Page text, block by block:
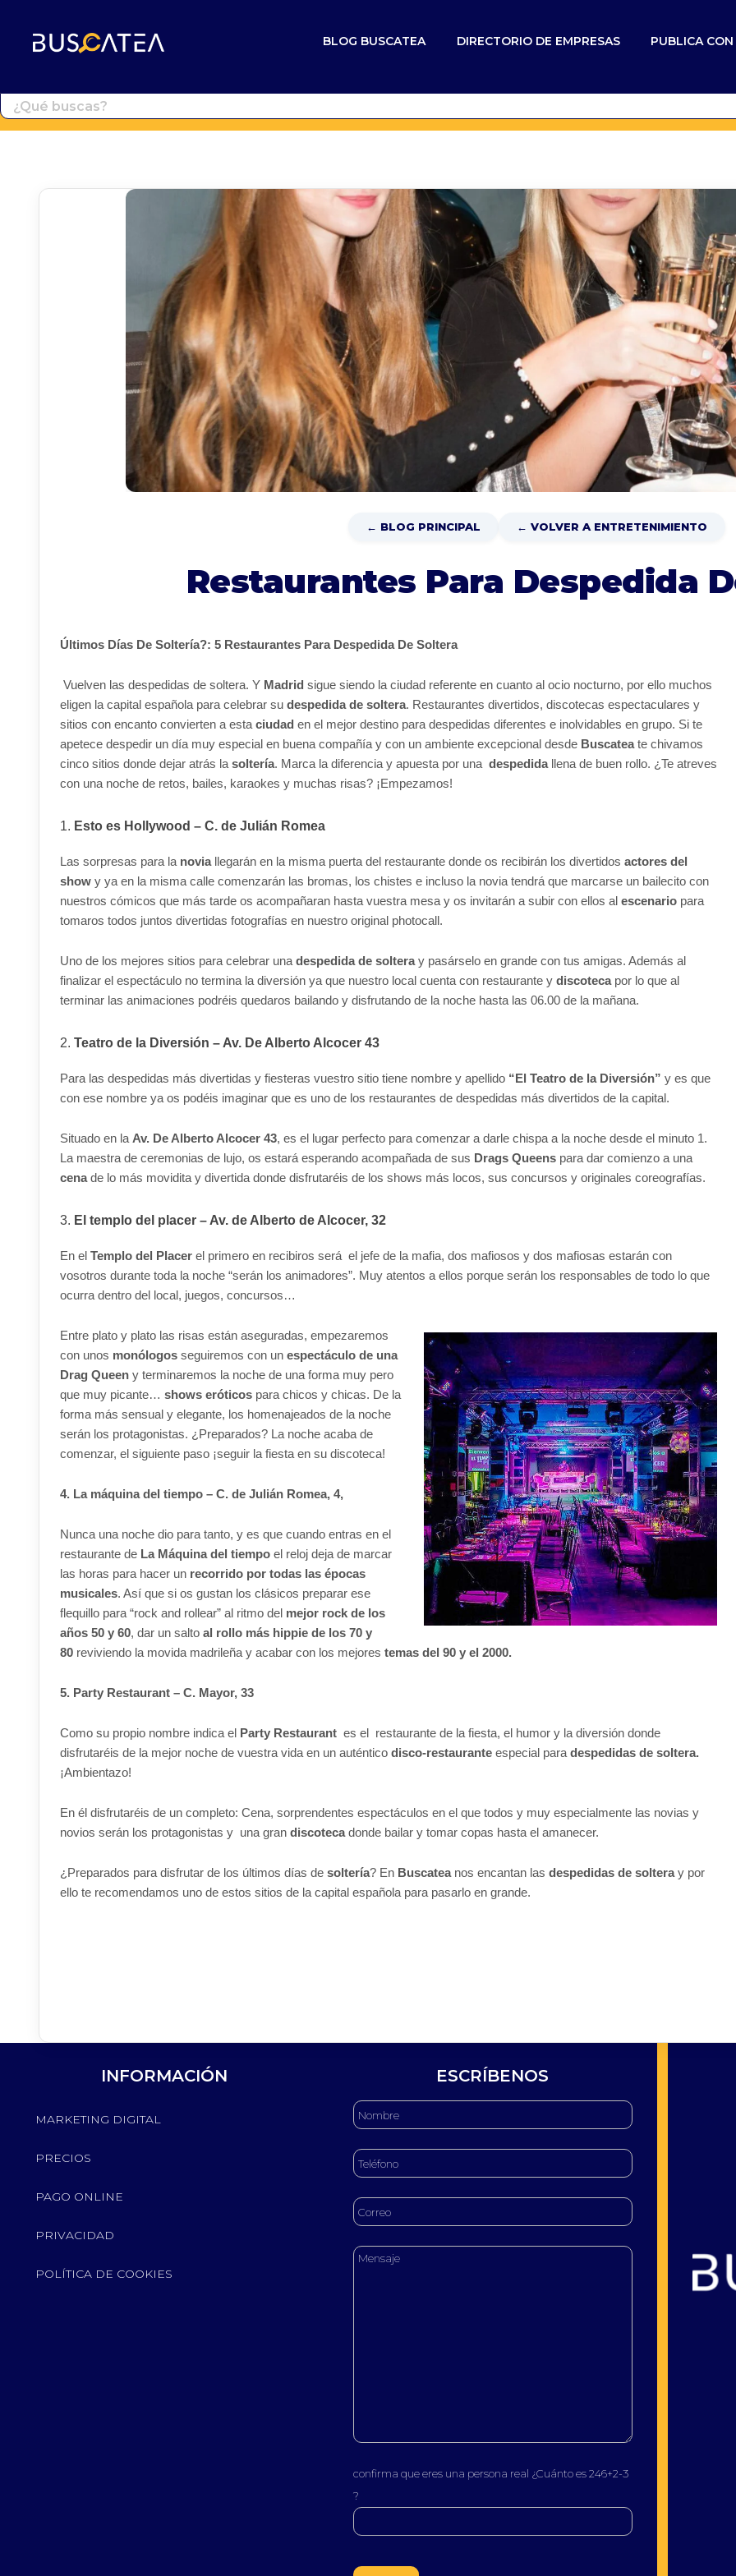
BLOG BUSCATEA DIRECTORIO DE EMPRESAS PUBLICA
← BLOG PRINCIPAL ← VOLVER A ENTRETENIMIENTO
Restaurantes Para Despedida
Últimos Días De Soltería?: 5 Restaurantes Para Despedida De Soltera
Vuelven las despedidas de soltera. Y Madrid sigue siendo la ciudad referente en cuanto al ocio nocturno, por ello muchos
eligen la capital española para celebrar su despedida de soltera. Restaurantes divertidos, discotecas espectaculares y
sitios con encanto convierten a esta ciudad en el mejor destino para despedidas diferentes e inolvidables en grupo. Si te
apetece despedir un día muy especial en buena compañía y con un ambiente excepcional desde Buscateate chivamos
cinco sitios donde dejar atrás la soltería. Marca la diferencia y apuesta por una despedidallena de buen rollo. ¿Te atreves
con una noche de retos, bailes, karaokes y muchas risas? ¡Empezamos!
Esto es Hollywood – C. de Julián Romea
Las sorpresas para la noviallegarán en la misma puerta del restaurante donde os recibirán los divertidos actores del
show y ya en la misma calle comenzarán las bromas, los chistes e incluso la novia tendrá que marcarse un bailecito con
nuestros cómicos que más tarde os acompañaran hasta vuestra mesa y os invitarán a subir con ellos al escenario para
tomaros todos juntos divertidas fotografías en nuestro original photocall.
Uno de los mejores sitios para celebrar una despedida de solteray pasárselo en grande con tus amigas. Además al
finalizar el espectáculo no termina la diversión ya que nuestro local cuenta con restaurante y discotecapor lo que al
terminar las animaciones podréis quedaros bailando y disfrutando de la noche hasta las 06.00 de la mañana.
Teatro de la Diversión – Av. De Alberto Alcocer 43
Para las despedidas más divertidas y fiesteras vuestro sitio tiene nombre y apellido “El Teatro de la Diversión” y es que
con ese nombre ya os podéis imaginar que es uno de los restaurantes de despedidas más divertidos de la capital.
Situado en la Av. De Alberto Alcocer 43, es el lugar perfecto para comenzar a darle chispa a la noche desde el minuto 1.
La maestra de ceremonias de lujo, os estará esperando acompañada de sus Drags Queens para dar comienzo a una
cenade lo más movidita y divertida donde disfrutaréis de los shows más locos, sus concursos y originales coreografías.
El templo del placer – Av. de Alberto de Alcocer, 32
En el Templo del Placer el primero en recibiros será el jefe de la mafia, dos mafiosos y dos mafiosas estarán con
vosotros durante toda la noche “serán los animadores”. Muy atentos a ellos porque serán los responsables de todo lo que
ocurra dentro del local, juegos, concursos…
Entre plato y plato las risas están aseguradas, empezaremos
con unos monólogos seguiremos con un espectáculo de una
Drag Queen y terminaremos la noche de una forma muy pero
que muy picante… shows eróticos para chicos y chicas. De la
forma más sensual y elegante, los homenajeados de la noche
serán los protagonistas. ¿Preparados? La noche acaba de
comenzar, el siguiente paso ¡seguir la fiesta en su discoteca!
4. La máquina del tiempo – C. de Julián Romea, 4,
Nunca una noche dio para tanto, y es que cuando entras en el
restaurante de La Máquina del tiempo el reloj deja de marcar
las horas para hacer un recorrido por todas las épocas
musicales. Así que si os gustan los clásicos preparar ese
flequillo para “rock and rollear” al ritmo del mejor rock de los
años 50 y 60, dar un salto al rollo más hippie de los 70 y
80 reviviendo la movida madrileña y acabar con los mejores temas del 90 y el 2000.
5. Party Restaurant – C. Mayor, 33
Como su propio nombre indica el Party Restaurant es el restaurante de la fiesta, el humor y la diversión donde
disfrutaréis de la mejor noche de vuestra vida en un auténtico disco-restaurante especial para despedidas de soltera.
¡Ambientazo!
En él disfrutaréis de un completo: Cena, sorprendentes espectáculos en el que todos y muy especialmente las novias y
novios serán los protagonistas y una gran discotecadonde bailar y tomar copas hasta el amanecer.
¿Preparados para disfrutar de los últimos días de soltería? En Buscateanos encantan las despedidas de solteray por
ello te recomendamos uno de estos sitios de la capital española para pasarlo en grande.
INFORMACIÓN
MARKETING DIGITAL
PRECIOS
PAGO ONLINE
PRIVACIDAD
POLÍTICA DE COOKIES
ESCRÍBENOS
confirma que eres una persona real ¿Cuánto es 246+2-3
?